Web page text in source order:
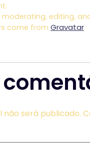
editing,
come from Gravatar.
será publicado.